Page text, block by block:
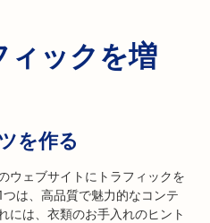
ィックを増
を作る
ウェブサイトにトラフィックを
は、高品質で魅力的なコンテ
には、衣類のお手入れのヒント